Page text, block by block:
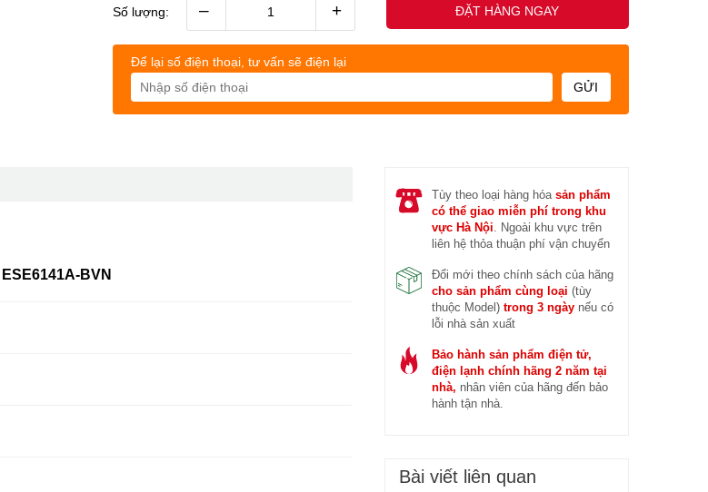
Số lượng: – + ĐẶT HÀNG NGAY
Để lại số điện thoại, tư vấn sẽ điện lại
GỬI
ESE6141A-BVN
Tùy theo loại hàng hóa sản phẩm
có thể giao miễn phí trong khu
vực Hà Nội. Ngoài khu vực trên
liên hệ thỏa thuận phí vận chuyển
Đổi mới theo chính sách của hãng
cho sản phẩm cùng loại (tùy
thuộc Model) trong 3 ngàynếu có
lỗi nhà sản xuất
Bảo hành sản phẩm điện tử,
điện lạnh chính hãng 2 năm tại
nhà, nhân viên của hãng đến bảo
hành tận nhà.
Bài viết liên quan